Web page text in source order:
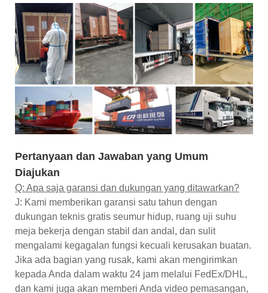
Pertanyaan dan Jawaban yang Umum
Diajukan
Q: Apa saja garansi dan dukungan yang ditawarkan?
J: Kami memberikan garansi satu tahun dengan
dukungan teknis gratis seumur hidup, ruang uji suhu
meja bekerja dengan stabil dan andal, dan sulit
mengalami kegagalan fungsi kecuali kerusakan buatan.
Jika ada bagian yang rusak, kami akan mengirimkan
kepada Anda dalam waktu 24 jam melalui FedEx/DHL,
dan kami juga akan memberi Anda video pemasangan,